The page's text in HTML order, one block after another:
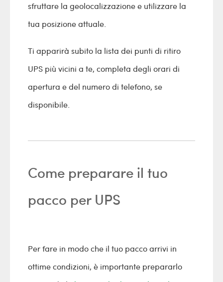
sfruttare la geolocalizzazione e utilizzare la
tua posizione attuale.
Ti apparirà subito la lista dei punti di ritiro
UPS più vicini a te, completa degli orari di
apertura e del numero di telefono, se
disponibile.
Come preparare il tuo
pacco per UPS
Per fare in modo che il tuo pacco arrivi in
ottime condizioni, è importante prepararlo